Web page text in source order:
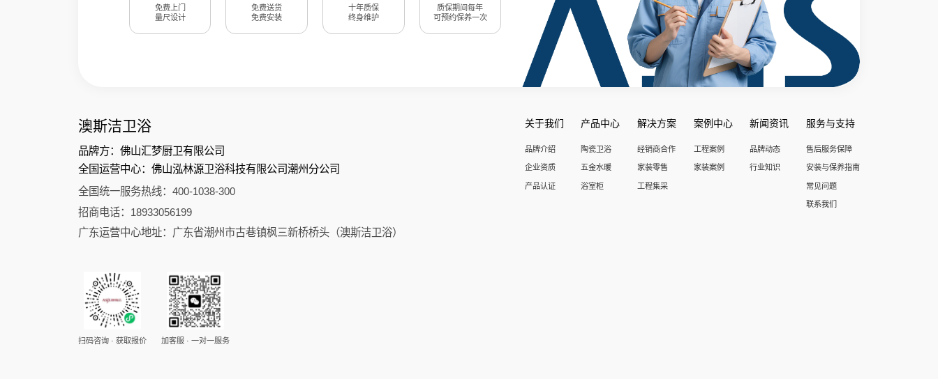
免费上门
量尺设计
免费送货
免费安装
十年质保
终身维护
质保期间每年
可预约保养一次
澳斯洁卫浴
品牌方：佛山汇梦厨卫有限公司
全国运营中心：佛山泓林源卫浴科技有限公司潮州分公司
全国统一服务热线：400-1038-300
招商电话：18933056199
广东运营中心地址：广东省潮州市古巷镇枫三新桥桥头（澳斯洁卫浴）
扫码咨询 · 获取报价 加客服 · 一对一服务
关于我们
品牌介绍
企业资质
产品认证
产品中心
陶瓷卫浴
五金水暖
浴室柜
解决方案
经销商合作
家装零售
工程集采
案例中心
工程案例
家装案例
新闻资讯
品牌动态
行业知识
服务与支持
售后服务保障
安装与保养指南
常见问题
联系我们